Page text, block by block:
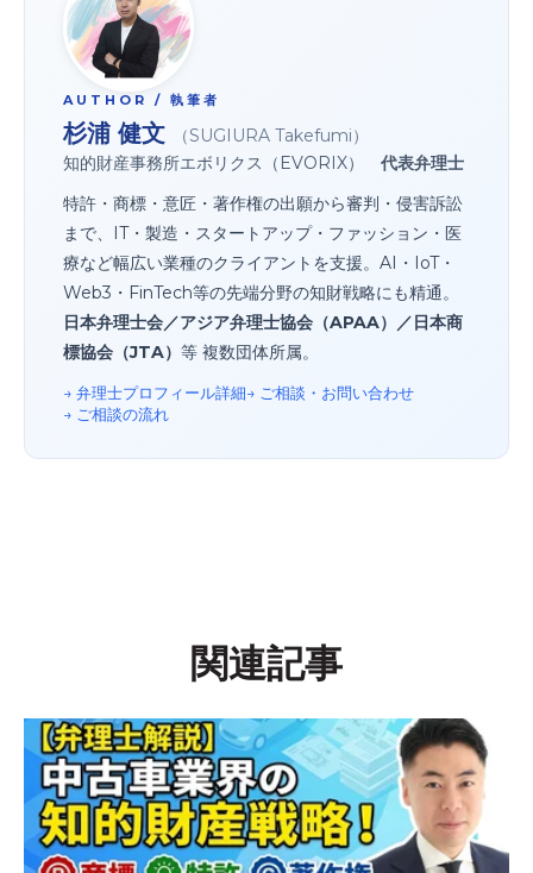
AUTHOR / 執筆者
杉浦 健文
（SUGIURA Takefumi）
知的財産事務所エボリクス（EVORIX） 代表弁理士
特許・商標・意匠・著作権の出願から審判・侵害訴訟
まで、IT・製造・スタートアップ・ファッション・医
療など幅広い業種のクライアントを支援。AI・IoT・
Web3・FinTech等の先端分野の知財戦略にも精通。
日本弁理士会／アジア弁理士協会（APAA）／日本商
標協会（JTA） 等 複数団体所属。
→ 弁理士プロフィール詳細→ ご相談・お問い合わせ
→ ご相談の流れ
関連記事